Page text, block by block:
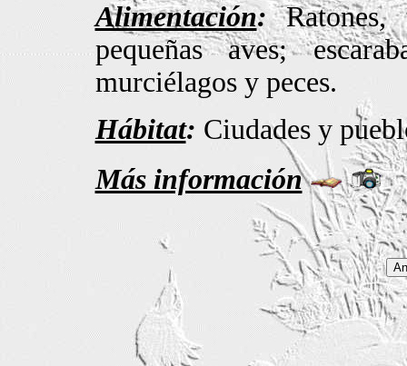
Alimentación:Ratones,
pequeñas aves;
murciélagos y peces.
Hábitat: Ciudades y
Más información